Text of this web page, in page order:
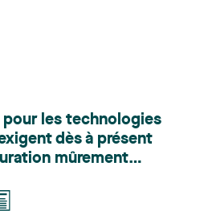
technologies. Valérie
sein du groupe de droit
de l’environnement,
et représente une
dans le cadre d’enjeux
obligations
et la contestation de
les technologies
dès à présent
mûrement